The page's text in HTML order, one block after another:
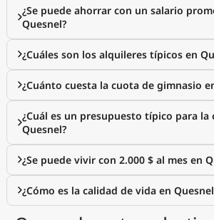
¿Se puede ahorrar con un salario
Quesnel?
¿Cuáles son los alquileres típicos en
¿Cuánto cuesta la cuota de gimnasio
¿Cuál es un presupuesto típico para la
Quesnel?
¿Se puede vivir con 2.000 $ al mes en
¿Cómo es la calidad de vida en